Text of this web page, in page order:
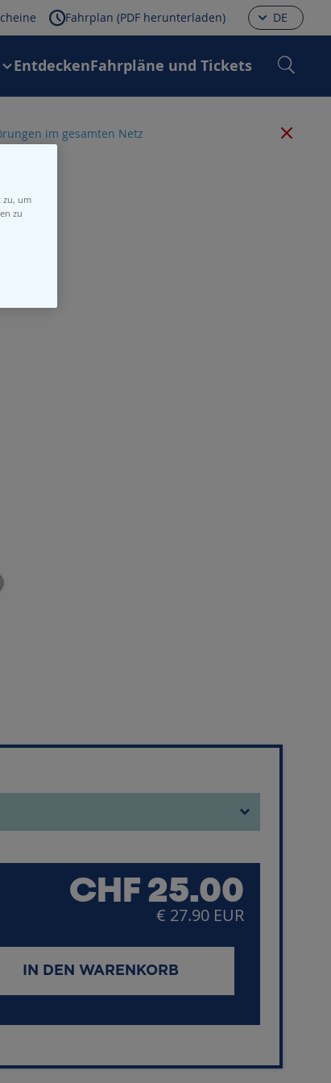
Fahrplan (PDF herunterladen) DE
EntdeckenFahrpläne und Tickets
im gesamten Netz
CHF25.00
€ 27.90 EUR
IN DEN WARENKORB
zu, um
zu